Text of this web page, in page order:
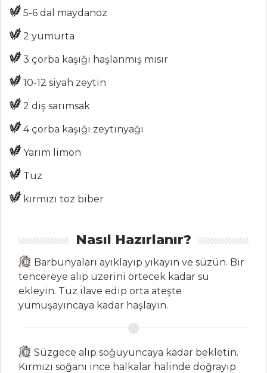
Chefs
Haber
ŞEFİN TARİFLERİ
Tüm
Kategoriler
ENGİNAR
Taze Rezeneli
Kereviz Salatası
YOĞURTLU
BEZELYE SALATASI
Salatalar Tüm
ÇORBALAR
5-6 dal maydanoz
2 yumurta
3 çorba kaşığı haşlanmış mısır
10-12 siyah zeytin
2 diş sarımsak
4 çorba kaşığı zeytinyağı
Yarım limon
Tuz
kırmızı toz biber
Nasıl Hazırlanır?
Barbunyaları ayıklayıp yıkayın ve süzün. Bir
tencereye alıp üzerini örtecek kadar su
ekleyin. Tuz ilave edip orta ateşte
yumuşayıncaya kadar haşlayın.
Süzgece alıp soğuyuncaya kadar bekletin.
Kırmızı soğanı ince halkalar halinde doğrayıp